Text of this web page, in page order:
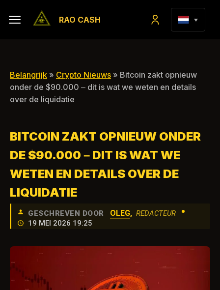
RAO CASH
Belangrijk » Crypto Nieuws » Bitcoin zakt opnieuw
onder de $90.000 – dit is wat we weten en details
over de liquidatie
BITCOIN ZAKT OPNIEUW ONDER
DE $90.000 – DIT IS WAT WE
WETEN EN DETAILS OVER DE
LIQUIDATIE
GESCHREVEN DOOR OLEG, REDACTEUR •
19 MEI 2026 19:25